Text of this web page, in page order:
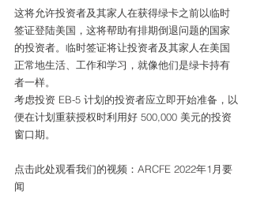
这将允许投资者及其家人在获得绿卡之前以临时
签证登陆美国，这将帮助有排期倒退问题的国家
的投资者。临时签证将让投资者及其家人在美国
正常地生活、工作和学习，就像他们是绿卡持有
者一样。
考虑投资 EB-5 计划的投资者应立即开始准备，以
便在计划重获授权时利用好 500,000 美元的投资
窗口期。
点击此处观看我们的视频：ARCFE 2022年1月要
闻